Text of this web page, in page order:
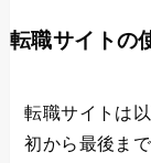
転職サイトの
転職サイトは
初から最後ま